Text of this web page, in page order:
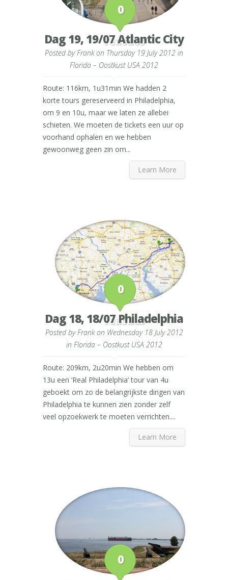
0
reacties
Dag 19, 19/07 Atlantic City
Posted byFrankon Thursday 19 July 2012 in
Florida – Oostkust USA 2012
Route: 116km, 1u31min We hadden 2
korte tours gereserveerd in Philadelphia,
om 9 en 10u, maar we laten ze allebei
schieten. We moeten de tickets een uur op
voorhand ophalen en we hebben
gewoonweg geen zin om...
Learn More
0
reacties
Dag 18, 18/07 Philadelphia
Posted byFrankon Wednesday 18 July 2012
in Florida – Oostkust USA 2012
Route: 209km, 2u20min We hebben om
13u een ‘Real Philadelphia’ tour van 4u
geboekt om zo de belangrijkste dingen van
Philadelphia te kunnen zien zonder zelf
veel opzoekwerk te moeten verrichten....
Learn More
0